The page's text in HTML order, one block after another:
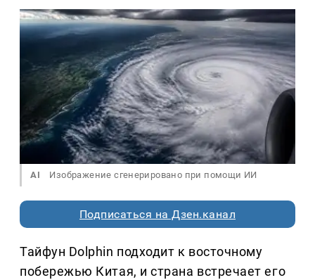
AI Изображение сгенерировано при помощи ИИ
Подписаться на Дзен.канал
Тайфун Dolphin подходит к восточному
побережью Китая, и страна встречает его